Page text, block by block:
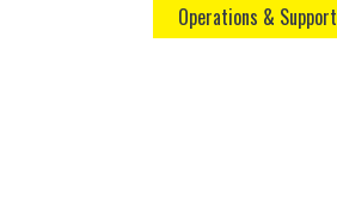
Operations & Support